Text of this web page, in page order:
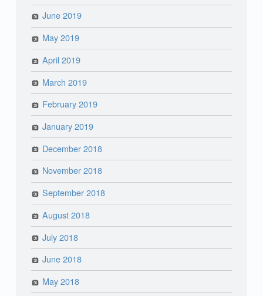
June 2019
May 2019
April 2019
March 2019
February 2019
January 2019
December 2018
November 2018
September 2018
August 2018
July 2018
June 2018
May 2018